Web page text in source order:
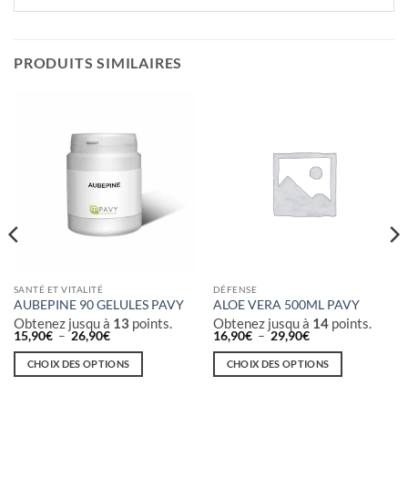
PRODUITS SIMILAIRES
SANTÉ ET VITALITÉ
AUBEPINE 90 GELULES PAVY
Obtenez jusqu à 13 points.
15,90€ –26,90€Plage
prix :
15,90€
à
CHOIX DES OPTIONS
DÉFENSE
ALOE VERA 500ML PAVY
Obtenez jusqu à 14points.
16,90€ –29,90€Plage
prix :
16,90€
à
CHOIX DES OPTIONS